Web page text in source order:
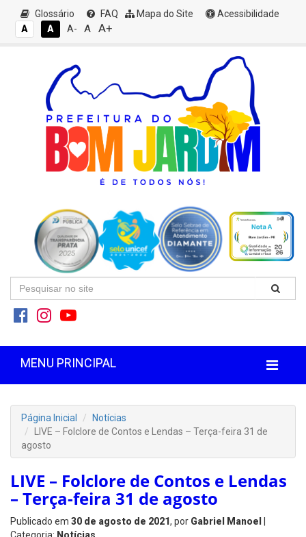
Glossário FAQ Mapa do Site
Acessibilidade
A
A A- A A+
MENU PRINCIPAL
Página Inicial
Notícias
LIVE – Folclore de Contos e Lendas – Terça-feira 31 de
agosto
LIVE – Folclore de Contos e Lendas
– Terça-feira 31 de agosto
Publicado em 30 de agosto de 2021, por Gabriel Manoel